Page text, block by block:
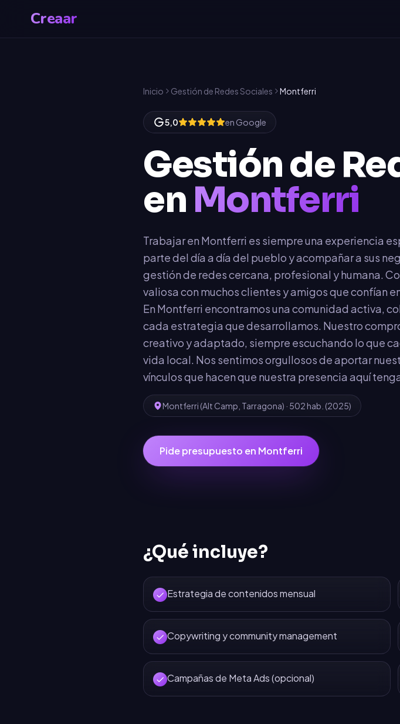
Creaar
Inicio Gestión de Redes Sociales Montferri
5,0 en Google
Gestión de
en Montferri
Trabajar en Montferri es siempre una experiencia
parte del día a día del pueblo y acompañar a sus
gestión de redes cercana, profesional y humana.
valiosa con muchos clientes y amigos que confían
En Montferri encontramos una comunidad activa,
cada estrategia que desarrollamos. Nuestro
creativo y adaptado, siempre escuchando lo que
vida local. Nos sentimos orgullosos de aportar
vínculos que hacen que nuestra presencia aquí
Montferri (Alt Camp Tarragona) · 502hab. (2025)
Pide presupuesto en Montferri
¿Qué incluye?
Estrategia de contenidos mensual
Copywriting y community management
Campañas de Meta Ads (opcional)